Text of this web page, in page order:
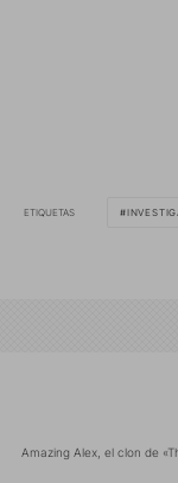
ETIQUETAS
Amazing Alex, el clon de